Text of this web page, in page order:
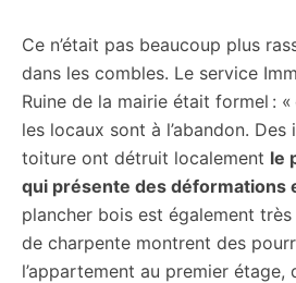
Ce n’était pas beaucoup plus
dans les combles. Le service
Ruine de la mairie était formel :
les locaux sont à l’abandon.
toiture ont détruit localement le
qui présente des déformations
plancher bois est également
de charpente montrent des
l’appartement au premier étage,